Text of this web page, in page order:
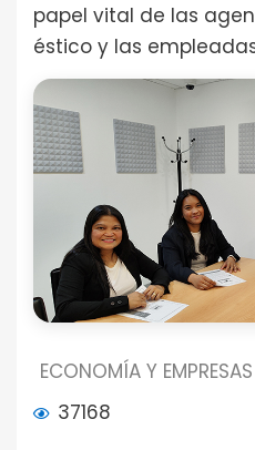
papel vital de las
éstico y las
ECONOMÍA Y EMPRESAS
37168